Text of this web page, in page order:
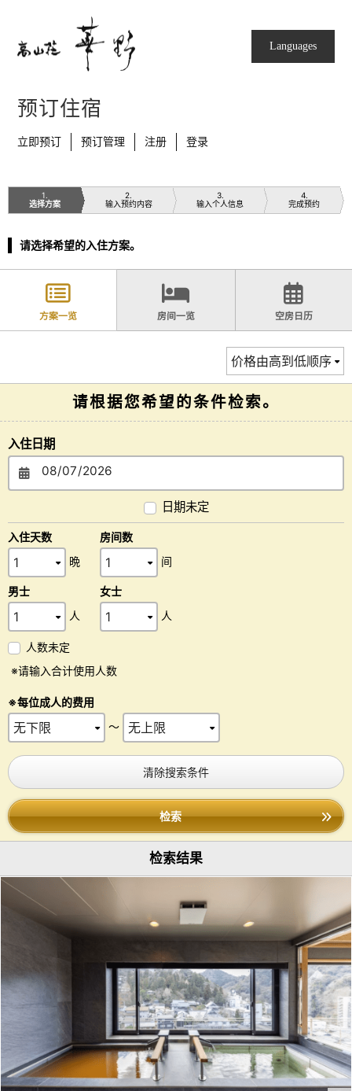
Languages
预订住宿
立即预订 预订管理 注册 登录
1
选择方案
2
输入预约内容
3
输入个人信息
4
完成预约
请选择希望的入住方案。
方案一览 房间一览 空房日历
请根据您希望的条件检索。
入住日期
日期未定
入住天数
晩
房间数
间
男士
人
女士
人
人数未定
※请输入合计使用人数
※每位成人的费用
～
清除搜索条件
检索
检索结果